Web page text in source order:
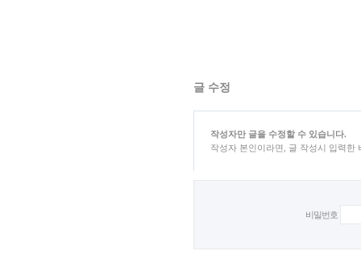
글 수정
작성자만 글을 수정할 수 있습니다.
작성자 본인이라면, 글 작성시 입력한
비밀번호